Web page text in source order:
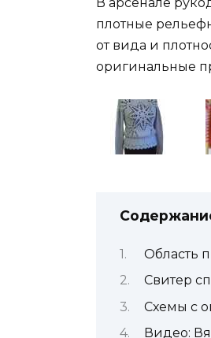
В арсенале
плотные
от вида и
оригинальные
Область
Свитер
Схемы с
Видео: